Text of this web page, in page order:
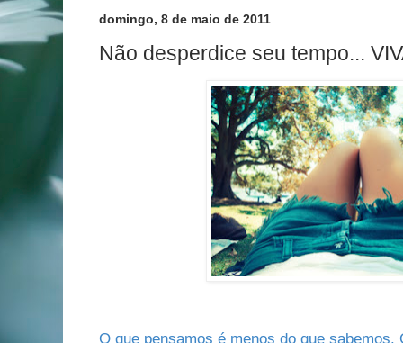
domingo, 8 de maio de 2011
Não desperdice seu tempo...
O que pensamos é menos do que sabemos.